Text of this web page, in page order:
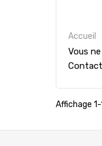
Accueil
Vous
Affichage 1-